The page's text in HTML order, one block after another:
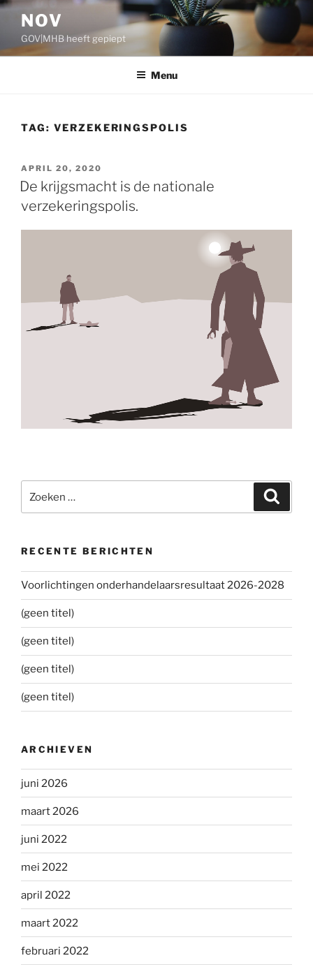
Ga
inhoud
NOV
GOV|MHB heeft gepiept
Menu
TAG: VERZEKERINGSPOLIS
GEPLAATST
OP
APRIL 20, 2020
De krijgsmacht is de nationale
verzekeringspolis.
naar:
RECENTE BERICHTEN
Voorlichtingen onderhandelaarsresultaat 2026-2028
(geen titel)
(geen titel)
(geen titel)
(geen titel)
ARCHIEVEN
juni 2026
maart 2026
juni 2022
mei 2022
april 2022
maart 2022
februari 2022